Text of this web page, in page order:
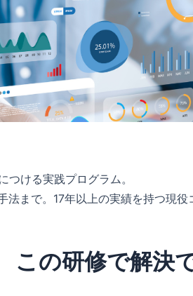
つける実践プログラム。
まで。17年以上の実績を持つ現
この研修で解決